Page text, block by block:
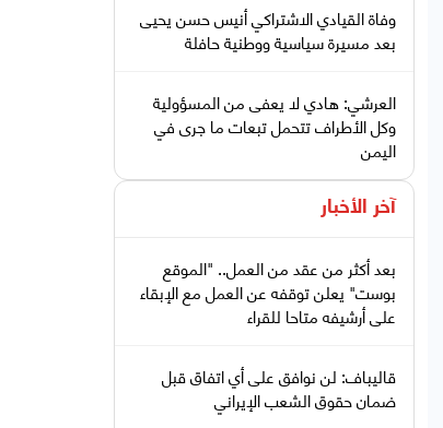
وفاة القيادي الاشتراكي أنيس حسن يحيى
بعد مسيرة سياسية ووطنية حافلة
العرشي: هادي لا يعفى من المسؤولية
وكل الأطراف تتحمل تبعات ما جرى في
اليمن
آخر الأخبار
بعد أكثر من عقد من العمل.. "الموقع
بوست" يعلن توقفه عن العمل مع الإبقاء
على أرشيفه متاحا للقراء
قاليباف: لن نوافق على أي اتفاق قبل
ضمان حقوق الشعب الإيراني